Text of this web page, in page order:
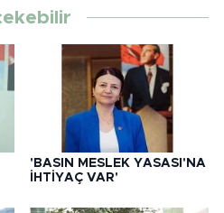
'BASIN MESLEK YASASI'NA
İHTİYAÇ VAR'